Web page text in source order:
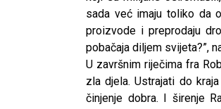
sada već imaju toliko da
proizvode i preprodaju
pobačaja diljem svijeta?”,
U završnim riječima fra
zla djela. Ustrajati do
činjenje dobra. I širenje